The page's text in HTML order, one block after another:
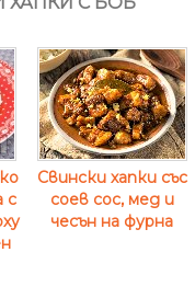
с
Свински хапки със
соев сос, мед и
чесън на фурна